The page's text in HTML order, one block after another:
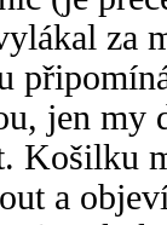
za
jen my
Košilku
a